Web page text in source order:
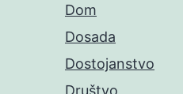
Dom
Dosada
Dostojanstvo
Društvo